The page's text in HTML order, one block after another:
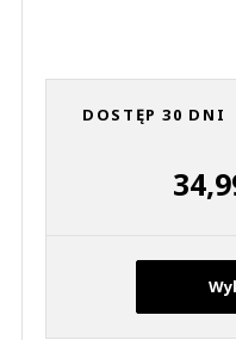
DOSTĘP 30 DNI